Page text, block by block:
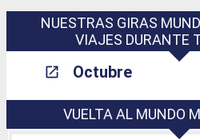
NUESTRAS GIRAS
VIAJES DURANTE
Octubre
VUELTA AL MUNDO